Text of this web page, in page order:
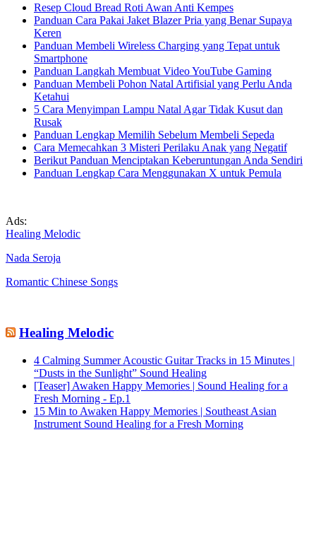
Resep Cloud Bread Roti Awan Anti Kempes
Panduan Cara Pakai Jaket Blazer Pria yang Benar Supaya
Keren
Panduan Membeli Wireless Charging yang Tepat untuk
Smartphone
Panduan Langkah Membuat Video YouTube Gaming
Panduan Membeli Pohon Natal Artifisial yang Perlu Anda
Ketahui
5 Cara Menyimpan Lampu Natal Agar Tidak Kusut dan
Rusak
Panduan Lengkap Memilih Sebelum Membeli Sepeda
Cara Memecahkan 3 Misteri Perilaku Anak yang Negatif
Berikut Panduan Menciptakan Keberuntungan Anda Sendiri
Panduan Lengkap Cara Menggunakan X untuk Pemula
Ads:
Healing Melodic
Nada Seroja
Romantic Chinese Songs
Healing Melodic
4 Calming Summer Acoustic Guitar Tracks in 15 Minutes |
“Dusts in the Sunlight” Sound Healing
[Teaser] Awaken Happy Memories | Sound Healing for a
Fresh Morning - Ep.1
15 Min to Awaken Happy Memories | Southeast Asian
Instrument Sound Healing for a Fresh Morning